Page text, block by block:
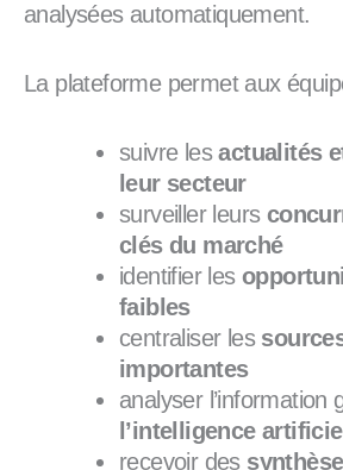
analysées automatiquement.
La plateforme permet aux
suivre lesactualités
leur secteur
surveiller leurs
clés du marché
identifier les
faibles
centraliser les
importantes
analyser l’information
l’intelligence
recevoir des